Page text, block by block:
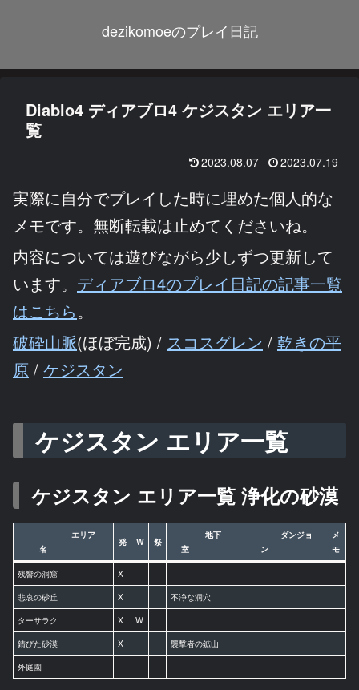
dezikomoeのプレイ日記
Diablo4 ディアブロ4 ケジスタン エリア一
覧
2023.08.07 2023.07.19
実際に自分でプレイした時に埋めた個人的な
メモです。無断転載は止めてくださいね。
内容については遊びながら少しずつ更新して
います。 ディアブロ4のプレイ日記の記事一覧
はこちら。
破砕山脈(ほぼ完成) / スコスグレン / 乾きの平
原 / ケジスタン
ケジスタン エリア一覧
ケジスタン エリア一覧 浄化の砂漠
エリア
名
発 W 祭
地下
室
ダンジョ
ン
メ
モ
残響の洞窟
X
悲哀の砂丘
X
不浄な洞穴
ターサラク
X
W
錆びた砂漠
X
襲撃者の鉱山
外庭園